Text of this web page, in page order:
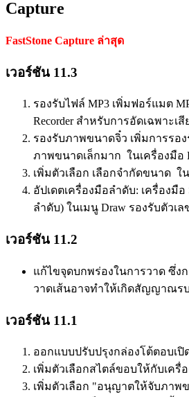
Capture
FastStone Capture ล่าสุด
เวอร์ชัน 11.3
รองรับไฟล์ MP3 เพิ่มฟอร์แมต
Recorder สำหรับการอัดเฉพาะเสี
รองรับภาพขนาดจิ๋ว เพิ่มการรอ
ภาพขนาดเล็กมาก ในเครื่องมือ
เพิ่มตัวเลือก เลือกจำกัดขนาด ใ
อัปเดตเครื่องมือลำดับ: เครื่องมือ
ลำดับ) ในเมนู Draw รองรับตัวเ
เวอร์ชัน 11.2
แก้ไขจุดบกพร่องในการวาด ซึ่ง
วาดเส้นอาจทำให้เกิดสัญญาณร
เวอร์ชัน 11.1
ออกแบบปรับปรุงกล่องโต้ตอบเ
เพิ่มตัวเลือกสไตล์ขอบให้กับเครื่
เพิ่มตัวเลือก "อนุญาตให้จับภาพ